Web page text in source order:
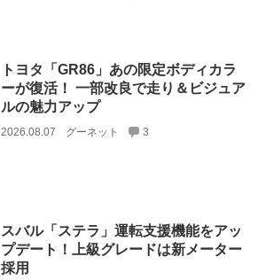
トヨタ「GR86」あの限定ボディカラ
ーが復活！ 一部改良で走り＆ビジュア
ルの魅力アップ
2026.08.07 グーネット 3
スバル「ステラ」運転支援機能をアッ
プデート！上級グレードは新メーター
採用